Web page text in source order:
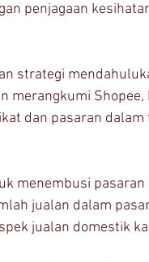
penjagaan
strategi
merangkumi Shopee,
dan pasaran
menembusi pasaran
jualan dalam
jualan domestik